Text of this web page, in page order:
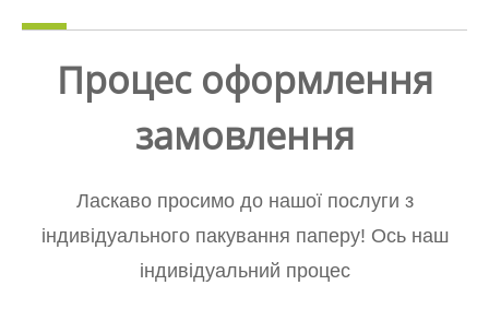
Процес оформлення
замовлення
Ласкаво просимо до нашої послуги з
індивідуального пакування паперу! Ось наш
індивідуальний процес